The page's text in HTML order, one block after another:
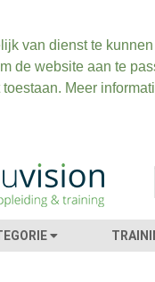
van dienst te
de website aan te
Meer